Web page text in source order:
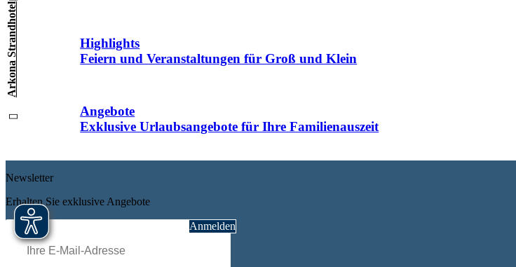
Feiern und Veranstaltungen für Groß und Klein
Highlights
Exklusive Urlaubsangebote für Ihre Familienauszeit
Angebote
Arkona Strandhotel
Newsletter
Erhalten Sie exklusive Angebote
Pflichtfeld
Anmelden